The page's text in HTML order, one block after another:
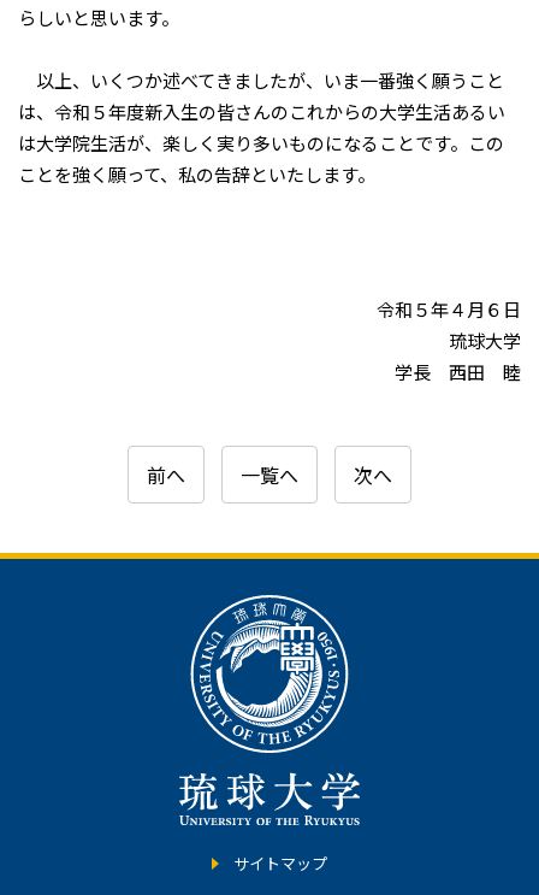
らしいと思います。
以上、いくつか述べてきましたが、いま一番強く願うこと
は、令和５年度新入生の皆さんのこれからの大学生活あるい
は大学院生活が、楽しく実り多いものになることです。この
ことを強く願って、私の告辞といたします。
令和５年４月６日
琉球大学
学長 西田 睦
前へ 一覧へ 次へ
サイトマップ